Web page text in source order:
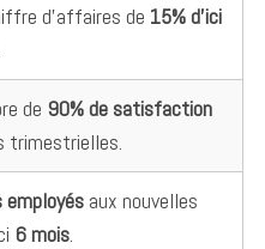
d’affaires de 15% d’ici
de 90% de satisfaction
trimestrielles.
employésaux nouvelles
6 mois.